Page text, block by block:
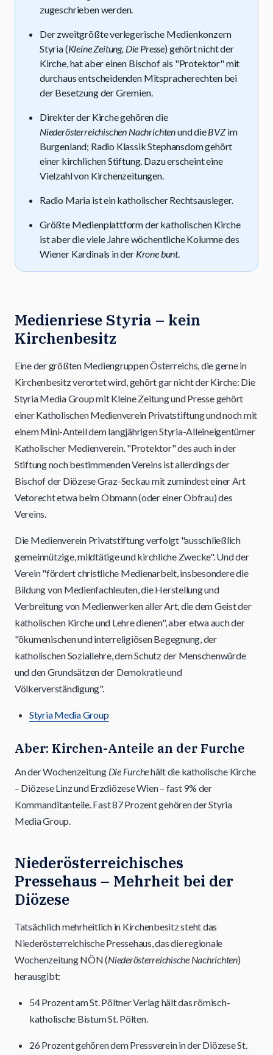
zugeschrieben werden.
Der zweitgrößte verlegerische Medienkonzern
Styria (Kleine Zeitung, Die Presse) gehört nicht der
Kirche, hat aber einen Bischof als "Protektor" mit
durchaus entscheidenden Mitspracherechten bei
der Besetzung der Gremien.
Direkter der Kirche gehören die
Niederösterreichischen Nachrichtenund dieBVZim
Burgenland; Radio Klassik Stephansdom gehört
einer kirchlichen Stiftung. Dazu erscheint eine
Vielzahl von Kirchenzeitungen.
Radio Maria ist ein katholischer Rechtsausleger.
Größte Medienplattform der katholischen Kirche
ist aber die viele Jahre wöchentliche Kolumne des
Wiener Kardinals in der Krone bunt.
Medienriese Styria – kein
Kirchenbesitz
Eine der größten Mediengruppen Österreichs, die gerne in
Kirchenbesitz verortet wird, gehört gar nicht der Kirche: Die
Styria Media Group mit Kleine Zeitung und Presse gehört
einer Katholischen Medienverein Privatstiftung und noch mit
einem Mini-Anteil dem langjährigen Styria-Alleineigentümer
Katholischer Medienverein. "Protektor" des auch in der
Stiftung noch bestimmenden Vereins ist allerdings der
Bischof der Diözese Graz-Seckau mit zumindest einer Art
Vetorecht etwa beim Obmann (oder einer Obfrau) des
Vereins.
Die Medienverein Privatstiftung verfolgt "ausschließlich
gemeinnützige, mildtätige und kirchliche Zwecke". Und der
Verein "fördert christliche Medienarbeit, insbesondere die
Bildung von Medienfachleuten, die Herstellung und
Verbreitung von Medienwerken aller Art, die dem Geist der
katholischen Kirche und Lehre dienen", aber etwa auch der
"ökumenischen und interreligiösen Begegnung, der
katholischen Soziallehre, dem Schutz der Menschenwürde
und den Grundsätzen der Demokratie und
Völkerverständigung".
Styria Media Group
Aber: Kirchen-Anteile an der Furche
An der Wochenzeitung Die Furchehält die katholische Kirche
– Diözese Linz und Erzdiözese Wien – fast 9% der
Kommanditanteile. Fast 87 Prozent gehören der Styria
Media Group.
Niederösterreichisches
Pressehaus – Mehrheit bei der
Diözese
Tatsächlich mehrheitlich in Kirchenbesitz steht das
Niederösterreichische Pressehaus, das die regionale
Wochenzeitung NÖN (Niederösterreichische Nachrichten)
herausgibt:
54 Prozent am St. Pöltner Verlag hält das römisch-
katholische Bistum St. Pölten.
26 Prozent gehören dem Pressverein in der Diözese St.